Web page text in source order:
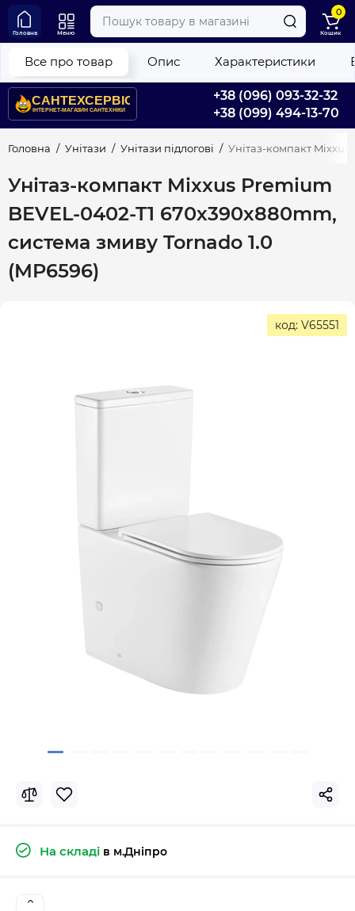
+38 (096) 093-32-32
+38 (099) 494-13-70
Головна Меню
0
Кошик
Головна Унітази Унітази підлогові Унітаз-компакт
Унітаз-компакт Mixxus Premium
BEVEL-0402-T1 670х390х880mm,
система змиву Tornado 1.0
(MP6596)
Все про товар Опис Характеристики
код: V65551
На складі в м.Дніпро